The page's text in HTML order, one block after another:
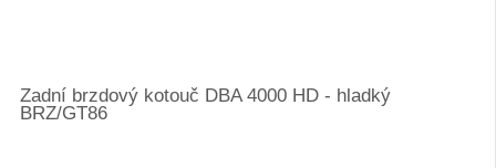
Zadní brzdový kotouč DBA 4000 HD - hladký
BRZ/GT86